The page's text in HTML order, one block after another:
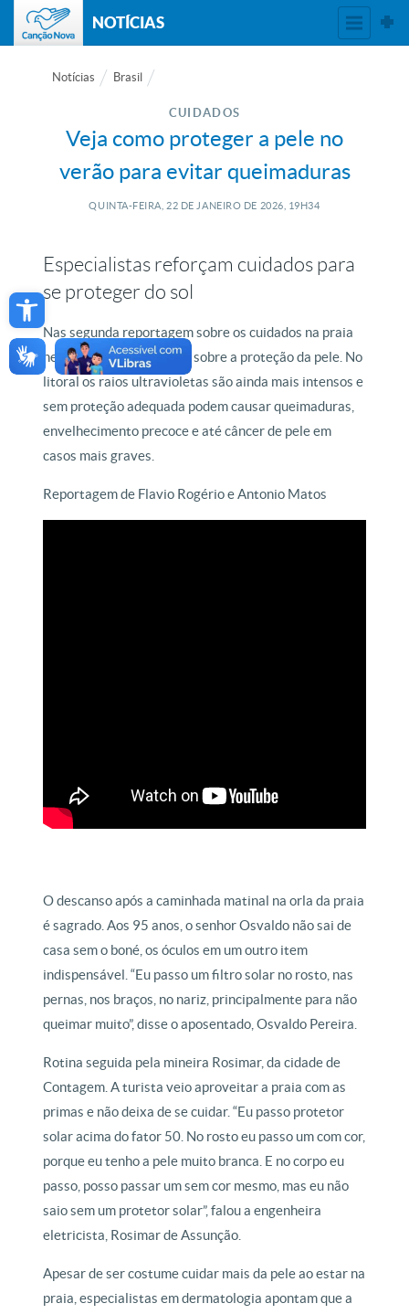
Open toolbar
NOTÍCIAS
Notícias Brasil
CUIDADOS
Veja como proteger a pele no
verão para evitar queimaduras
QUINTA-FEIRA, 22 DE JANEIRO DE 2026, 19H34
Especialistas reforçam cuidados para
se proteger do sol
Nas segunda reportagem sobre os cuidados na praia
nesse verão, vamos falar sobre a proteção da pele. No
litoral os raios ultravioletas são ainda mais intensos e
sem proteção adequada podem causar queimaduras,
envelhecimento precoce e até câncer de pele em
casos mais graves.
Reportagem de Flavio Rogério e Antonio Matos
O descanso após a caminhada matinal na orla da praia
é sagrado. Aos 95 anos, o senhor Osvaldo não sai de
casa sem o boné, os óculos em um outro item
indispensável. “Eu passo um filtro solar no rosto, nas
pernas, nos braços, no nariz, principalmente para não
queimar muito”, disse o aposentado, Osvaldo Pereira.
Rotina seguida pela mineira Rosimar, da cidade de
Contagem. A turista veio aproveitar a praia com as
primas e não deixa de se cuidar. “Eu passo protetor
solar acima do fator 50. No rosto eu passo um com cor,
porque eu tenho a pele muito branca. E no corpo eu
passo, posso passar um sem cor mesmo, mas eu não
saio sem um protetor solar”, falou a engenheira
eletricista, Rosimar de Assunção.
Apesar de ser costume cuidar mais da pele ao estar na
praia, especialistas em dermatologia apontam que a